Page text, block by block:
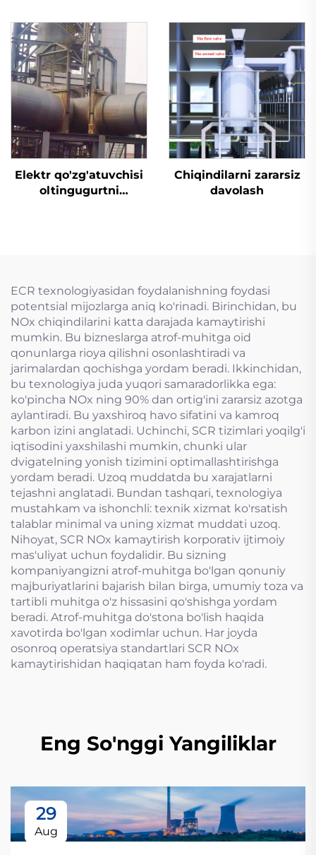
Elektr qo'zg'atuvchisi
oltingugurtni
Chiqindilarni zararsiz
davolash
ECR texnologiyasidan foydalanishning foydasi
potentsial mijozlarga aniq ko'rinadi. Birinchidan, bu
NOx chiqindilarini katta darajada kamaytirishi
mumkin. Bu bizneslarga atrof-muhitga oid
qonunlarga rioya qilishni osonlashtiradi va
jarimalardan qochishga yordam beradi. Ikkinchidan,
bu texnologiya juda yuqori samaradorlikka ega:
ko'pincha NOx ning 90% dan ortig'ini zararsiz azotga
aylantiradi. Bu yaxshiroq havo sifatini va kamroq
karbon izini anglatadi. Uchinchi, SCR tizimlari yoqilg'i
iqtisodini yaxshilashi mumkin, chunki ular
dvigatelning yonish tizimini optimallashtirishga
yordam beradi. Uzoq muddatda bu xarajatlarni
tejashni anglatadi. Bundan tashqari, texnologiya
mustahkam va ishonchli: texnik xizmat ko'rsatish
talablar minimal va uning xizmat muddati uzoq.
Nihoyat, SCR NOx kamaytirish korporativ ijtimoiy
mas'uliyat uchun foydalidir. Bu sizning
kompaniyangizni atrof-muhitga bo'lgan qonuniy
majburiyatlarini bajarish bilan birga, umumiy toza va
tartibli muhitga o'z hissasini qo'shishga yordam
beradi. Atrof-muhitga do'stona bo'lish haqida
xavotirda bo'lgan xodimlar uchun. Har joyda
osonroq operatsiya standartlari SCR NOx
kamaytirishidan haqiqatan ham foyda ko'radi.
Eng So'nggi Yangiliklar
29
Aug